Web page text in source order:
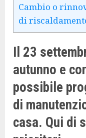
Cambio o
di
Il 23
autunno e
possibile
di
casa. Qui di